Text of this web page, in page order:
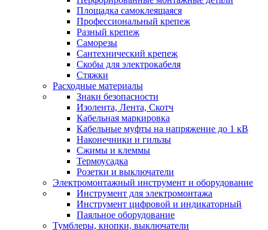
Площадка самоклеящаяся
Профессиональный крепеж
Разный крепеж
Саморезы
Сантехнический крепеж
Скобы для электрокабеля
Стяжки
Расходные материалы
Знаки безопасности
Изолента, Лента, Скотч
Кабельная маркировка
Кабельные муфты на напряжение до 1 кВ
Наконечники и гильзы
Сжимы и клеммы
Термоусадка
Розетки и выключатели
Электромонтажный инструмент и оборудование
Инструмент для электромонтажа
Инструмент цифровой и индикаторный
Паяльное оборудование
Тумблеры, кнопки, выключатели